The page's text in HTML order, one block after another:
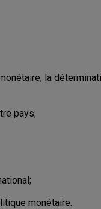
la
pays;
monétaire.